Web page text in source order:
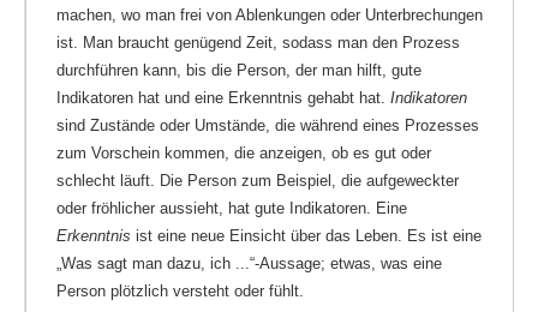
machen, wo man frei von Ablenkungen oder Unterbrechungen
ist. Man braucht genügend Zeit, sodass man den Prozess
durchführen kann, bis die Person, der man hilft, gute
Indikatoren hat und eine Erkenntnis gehabt hat. Indikatoren
sind Zustände oder Umstände, die während eines Prozesses
zum Vorschein kommen, die anzeigen, ob es gut oder
schlecht läuft. Die Person zum Beispiel, die aufgeweckter
oder fröhlicher aussieht, hat gute Indikatoren. Eine
Erkenntnis ist eine neue Einsicht über das Leben. Es ist eine
„Was sagt man dazu, ich ...“-Aussage; etwas, was eine
Person plötzlich versteht oder fühlt.